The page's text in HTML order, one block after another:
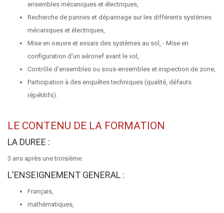
ensembles mécaniques et électriques,
Recherche de pannes et dépannage sur les différents systèmes
mécaniques et électriques,
Mise en oeuvre et essais des systèmes au sol, - Mise en
configuration d'un aéronef avant le vol,
Contrôle d'ensembles ou sous-ensembles et inspection de zone,
Participation à des enquêtes techniques (qualité, défauts
répétitifs).
LE CONTENU DE LA FORMATION
LA DUREE :
3 ans après une troisième.
L'ENSEIGNEMENT GENERAL :
Français,
mathématiques,